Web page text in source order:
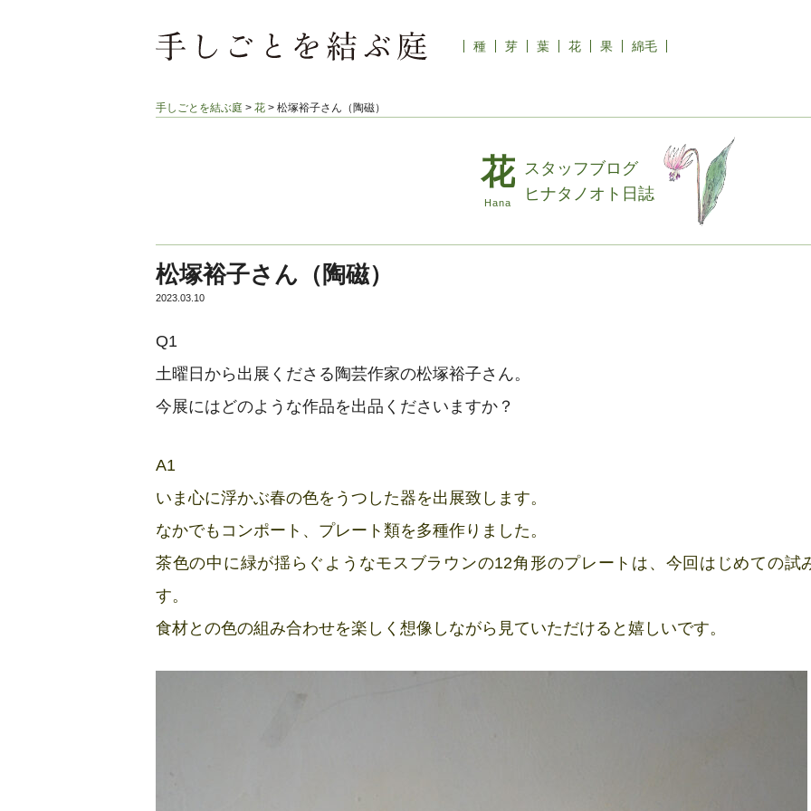
種 芽 葉 花 果 綿毛
手しごとを結ぶ庭 > 花 > 松塚裕子さん（陶磁）
スタッフブログ
ヒナタノオト日誌
松塚裕子さん（陶磁）
2023.03.10
Q1
土曜日から出展くださる陶芸作家の松塚裕子さん。
今展にはどのような作品を出品くださいますか？
A1
いま心に浮かぶ春の色をうつした器を出展致します。
なかでもコンポート、プレート類を多種作りました。
茶色の中に緑が揺らぐようなモスブラウンの12角形のプレートは、今回はじめての試
す。
食材との色の組み合わせを楽しく想像しながら見ていただけると嬉しいです。